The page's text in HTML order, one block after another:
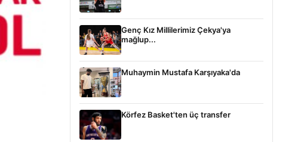
Genç Kız Millilerimiz Çekya'ya
mağlup...
Muhaymin Mustafa Karşıyaka'da
Körfez Basket'ten üç transfer